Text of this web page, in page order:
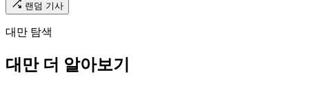
랜덤 기사
대만 탐색
대만 더 알아보기